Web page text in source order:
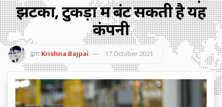
झटका, टुकड़ों में बंट सकती है यह
कंपनी
द्वारा Krishna Bajpai 17 October 2021